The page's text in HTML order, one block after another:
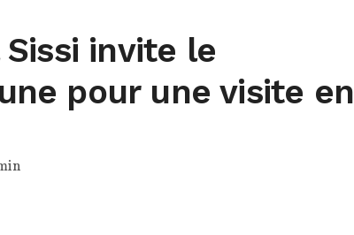
invite le
pour une visite en